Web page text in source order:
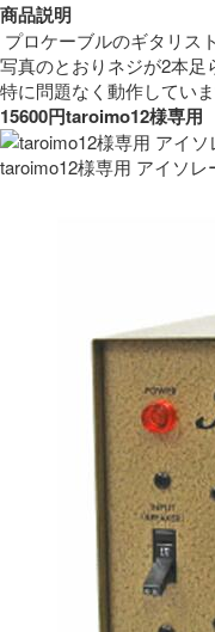
商品説明
プロケーブルのギタリス
写真のとおりネジが2本足
15600円taroimo12様専用
taroimo12様専用 アイソ